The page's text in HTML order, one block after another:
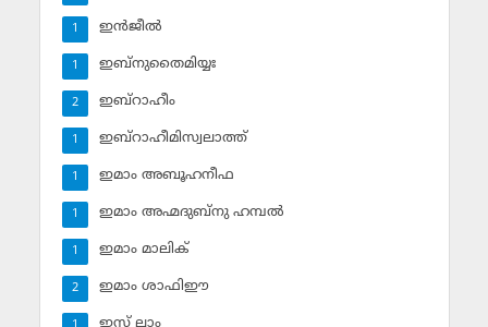
ഇന്‍ജീല്‍
1
ഇബ്‌നുതൈമിയ്യഃ
1
ഇബ്‌റാഹീം
2
ഇബ്‌റാഹീമിസ്വലാത്ത്
1
ഇമാം അബൂഹനീഫ
1
ഇമാം അഹ്മദുബ്‌നു ഹമ്പല്‍
1
ഇമാം മാലിക്
1
ഇമാം ശാഫിഈ
2
ഇസ് ലാം